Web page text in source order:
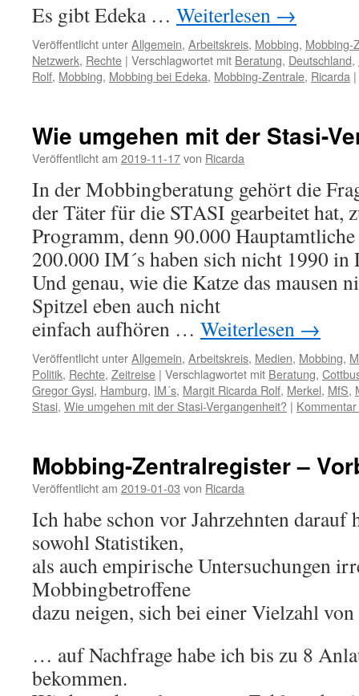
Es gibt Edeka … Weiterlesen →
Veröffentlicht unterAllgemein, Arbeitskreis, Mobbing, Mobbing-
Netzwerk, Rechte | Verschlagwortet mit Beratung, Deutschland,
Rolf, Mobbing, Mobbing bei Edeka, Mobbing-Zentrale, Ricarda |
Wie umgehen mit der Stasi-
Veröffentlicht am 2019-11-17von Ricarda
In der Mobbingberatung gehört die
der Täter für die STASI gearbeitet hat,
Programm, denn 90.000
200.000 IM´s haben sich nicht 1990
Und genau, wie die Katze das mausen
Spitzel eben auch nicht
einfach aufhören … Weiterlesen →
Veröffentlicht unterAllgemein, Arbeitskreis, Medien, Mobbing,
Politik, Rechte, Zeitreise | Verschlagwortet mit Beratung,
Gregor Gysi, Hamburg, IM´s, Margit Ricarda Rolf, Merkel, MfS,
Stasi, Wie umgehen mit der Stasi-Vergangenheit? |
Mobbing-Zentralregister –
Veröffentlicht am 2019-01-03 von Ricarda
Ich habe schon vor Jahrzehnten darauf
sowohl Statistiken,
als auch empirische Untersuchungen
Mobbingbetroffene
dazu neigen, sich bei einer Vielzahl
… auf Nachfrage habe ich bis zu 8
bekommen.